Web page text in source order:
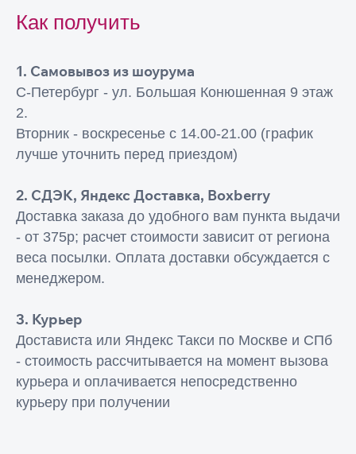
Как получить
1. Самовывоз из шоурума
С-Петербург - ул. Большая Конюшенная 9 этаж
2.
Вторник - воскресенье с 14.00-21.00 (график
лучше уточнить перед приездом)
2. СДЭК, Яндекс Доставка, Boxberry
Доставка заказа до удобного вам пункта выдачи
- от 375р; расчет стоимости зависит от региона
веса посылки. Оплата доставки обсуждается с
менеджером.
3. Курьер
Достависта или Яндекс Такси по Москве и СПб
- стоимость рассчитывается на момент вызова
курьера и оплачивается непосредственно
курьеру при получении